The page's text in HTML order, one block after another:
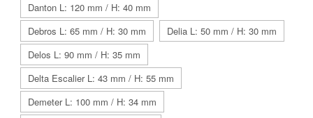
Danton L: 120 mm / H: 40 mm
Debros L: 65 mm / H: 30 mm
Delia L: 50 mm / H: 30 mm
Delos L: 90 mm / H: 35 mm
Delta Escalier L: 43 mm / H: 55 mm
Demeter L: 100 mm / H: 34 mm